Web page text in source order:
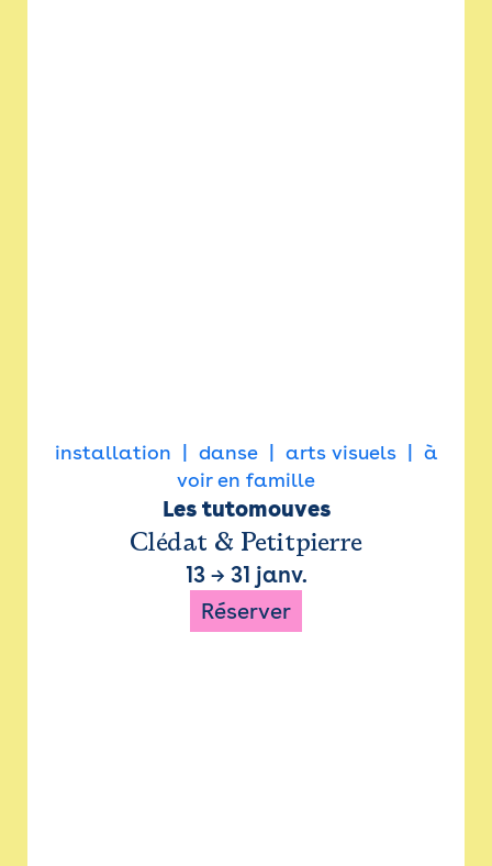
installation danse arts visuels
à
voir en famille
Les tutomouves
Clédat & Petitpierre
13→ 31 janv.
Réserver